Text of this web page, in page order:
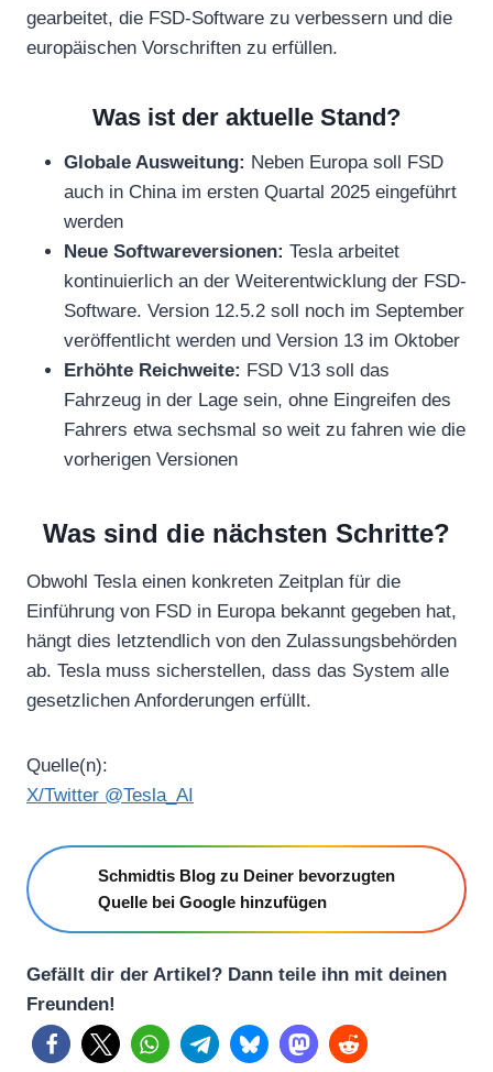
gearbeitet, die FSD-Software zu verbessern und die
europäischen Vorschriften zu erfüllen.
Was ist der aktuelle Stand?
Globale Ausweitung: Neben Europa soll FSD
auch in China im ersten Quartal 2025 eingeführt
werden
Neue Softwareversionen: Tesla arbeitet
kontinuierlich an der Weiterentwicklung der FSD-
Software. Version 12.5.2 soll noch im September
veröffentlicht werden und Version 13 im Oktober
Erhöhte Reichweite: FSD V13 soll das
Fahrzeug in der Lage sein, ohne Eingreifen des
Fahrers etwa sechsmal so weit zu fahren wie die
vorherigen Versionen
Was sind die nächsten Schritte?
Obwohl Tesla einen konkreten Zeitplan für die
Einführung von FSD in Europa bekannt gegeben hat,
hängt dies letztendlich von den Zulassungsbehörden
ab. Tesla muss sicherstellen, dass das System alle
gesetzlichen Anforderungen erfüllt.
Quelle(n):
X/Twitter @Tesla_AI
Schmidtis Blog zu Deiner bevorzugten
Quelle bei Google hinzufügen
Gefällt dir der Artikel? Dann teile ihn mit deinen
Freunden!